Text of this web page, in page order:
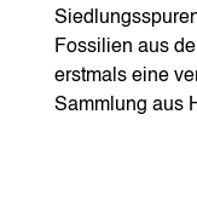
Fossilien aus
erstmals eine
Sammlung aus